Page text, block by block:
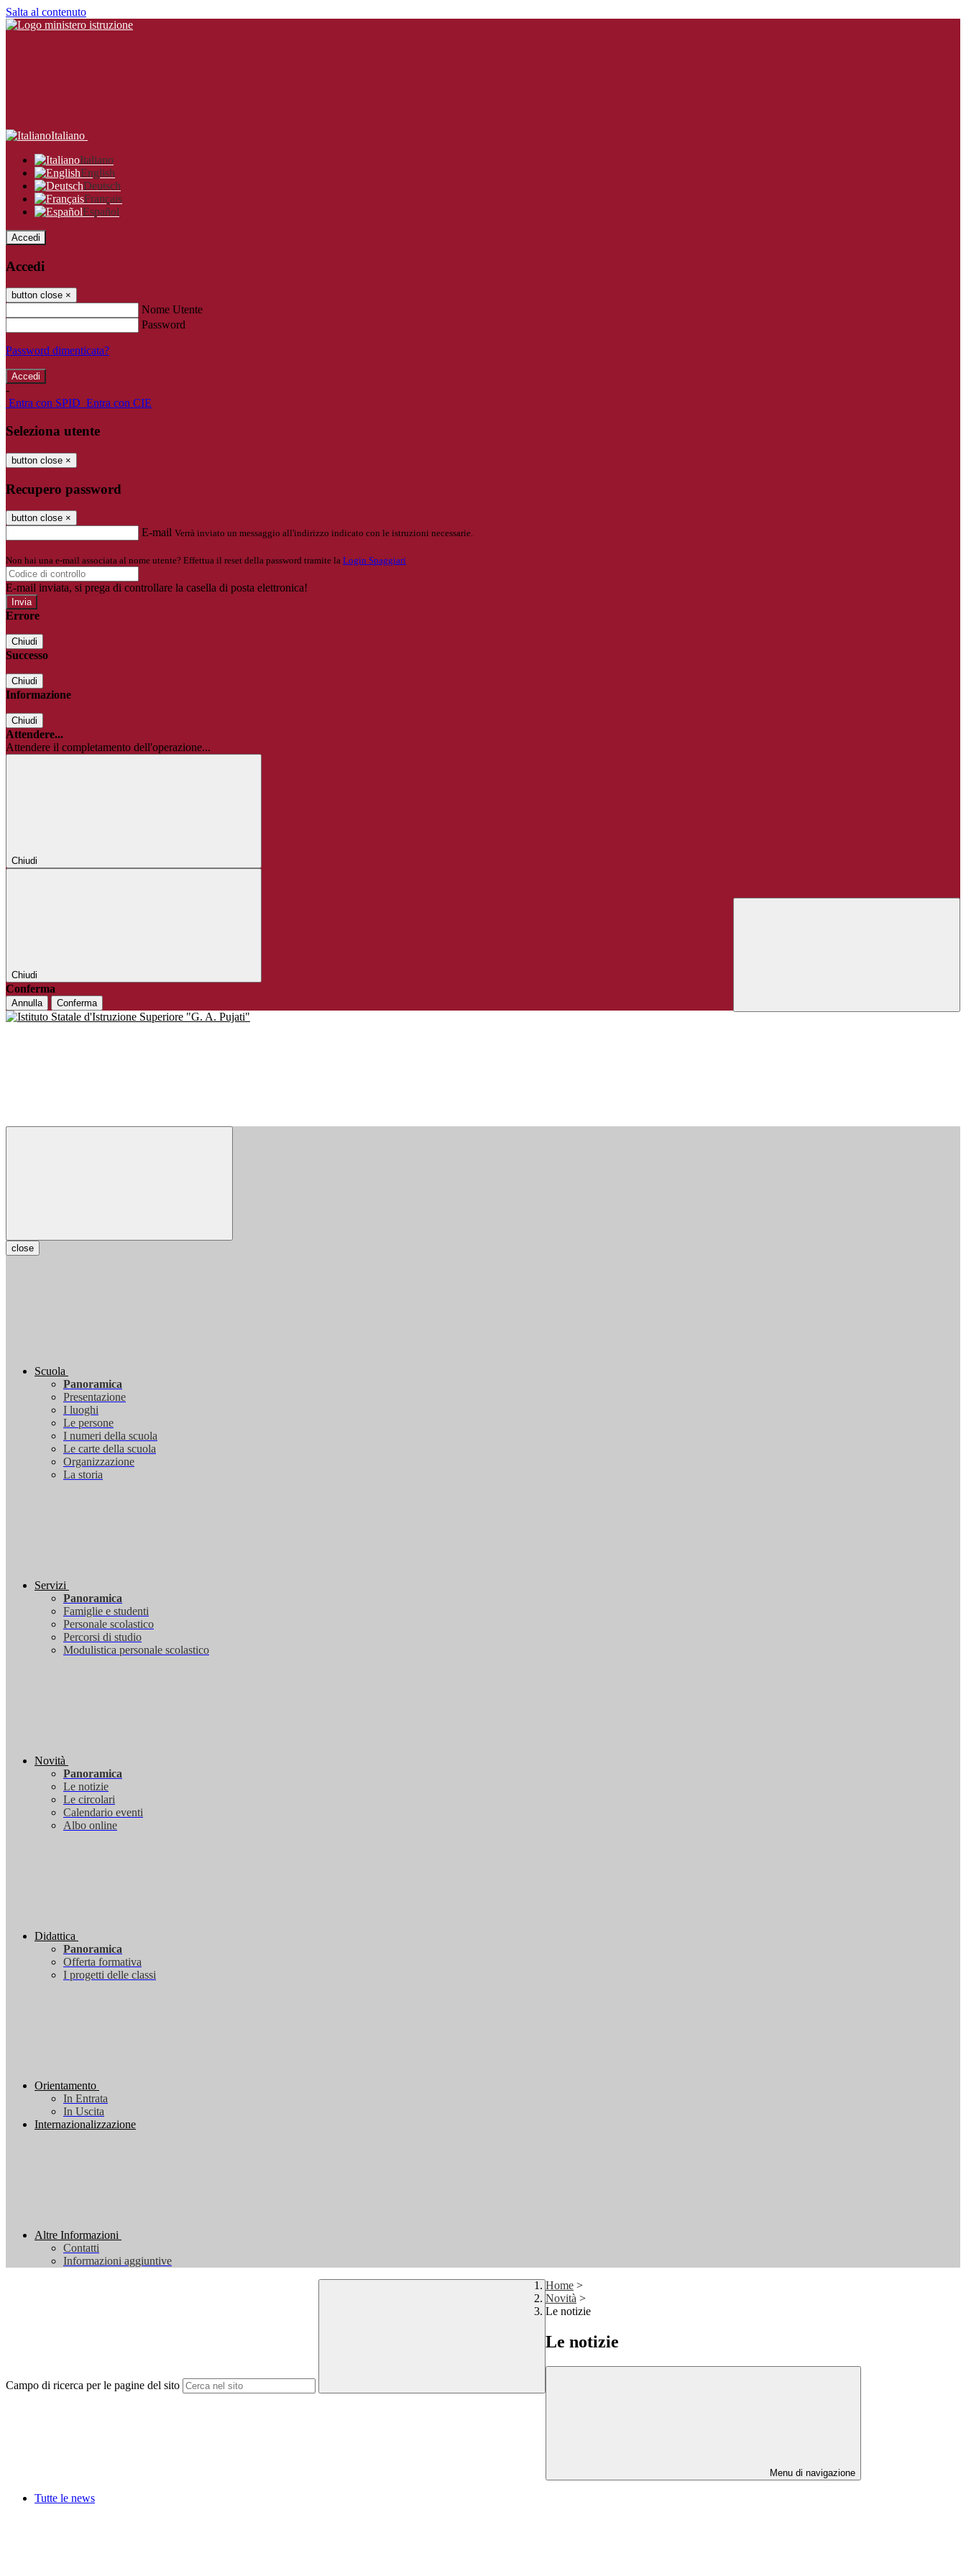
Salta al contenuto
Italiano
Italiano
English
Deutsch
Français
Español
Accedi
Accedi
button close ×
Nome Utente
Password
Password dimenticata?
-
Entra con SPID Entra con CIE
Seleziona utente
button close ×
Recupero password
button close ×
E-mail Verrà inviato un messaggio all'indirizzo indicato con le istruzioni necessarie.
Non hai una e-mail associata al nome utente? Effettua il reset della password tramite la Login Spaggiari
E-mail inviata, si prega di controllare la casella di posta elettronica!
Errore
Chiudi
Successo
Chiudi
Informazione
Chiudi
Attendere...
Attendere il completamento dell'operazione...
Chiudi
Chiudi
Conferma
Annulla Conferma
close
Scuola
Panoramica
Presentazione
I luoghi
Le persone
I numeri della scuola
Le carte della scuola
Organizzazione
La storia
Servizi
Panoramica
Famiglie e studenti
Personale scolastico
Percorsi di studio
Modulistica personale scolastico
Novità
Panoramica
Le notizie
Le circolari
Calendario eventi
Albo online
Didattica
Panoramica
Offerta formativa
I progetti delle classi
Orientamento
In Entrata
In Uscita
Internazionalizzazione
Altre Informazioni
Contatti
Informazioni aggiuntive
Campo di ricerca per le pagine del sito
Home >
Novità >
Le notizie
Le notizie
Menu di navigazione
Tutte le news